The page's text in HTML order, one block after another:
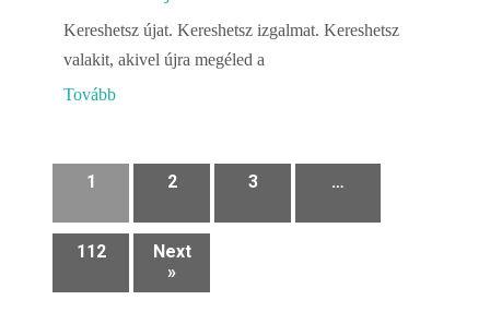
Kereshetsz újat. Kereshetsz izgalmat. Kereshetsz
valakit, akivel újra megéled a
Tovább
1 2 3 …
112
Next
»